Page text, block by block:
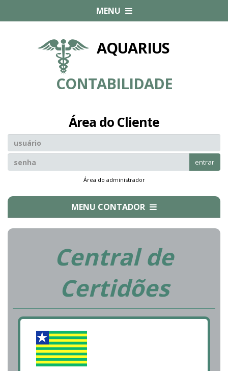
AQUARIUS
CONTABILIDADE
Área do Cliente
entrar
Área do administrador
MENU CONTADOR
MENU
Central de
Certidões